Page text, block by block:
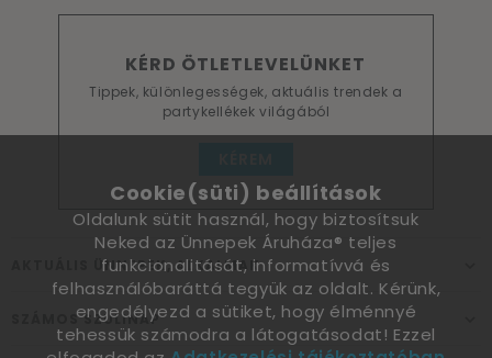
KÉRD ÖTLETLEVELÜNKET
Tippek, különlegességek, aktuális trendek a
partykellékek világából
AKTUÁLIS ÜNNEPEK, ALKALMAK
SZÁMOS SZÜLINAP
Cookie(süti) beállítások
Oldalunk sütit használ, hogy biztosítsuk
Neked az Ünnepek Áruháza® teljes
funkcionalitását, informatívvá és
felhasználóbaráttá tegyük az oldalt. Kérünk,
engedélyezd a sütiket, hogy élménnyé
tehessük számodra a látogatásodat! Ezzel